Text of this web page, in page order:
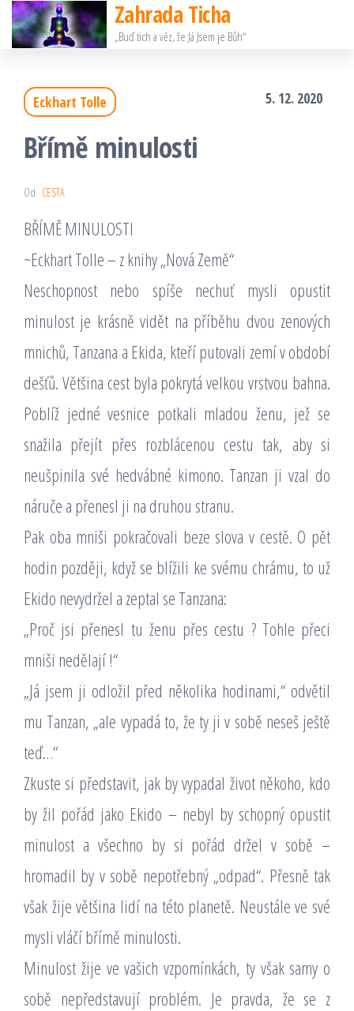
Přeskočit
na
Zahrada Ticha
„Buď tich a věz, že Já Jsem je Bůh“
Eckhart Tolle 5. 12. 2020
Břímě minulosti
Od CESTA
BŘÍMĚ MINULOSTI
~Eckhart Tolle – z knihy „Nová Země“
Neschopnost nebo spíše nechuť mysli opustit
minulost je krásně vidět na příběhu dvou zenových
mnichů, Tanzana a Ekida, kteří putovali zemí v období
dešťů. Většina cest byla pokrytá velkou vrstvou bahna.
Poblíž jedné vesnice potkali mladou ženu, jež se
snažila přejít přes rozblácenou cestu tak, aby si
neušpinila své hedvábné kimono. Tanzan ji vzal do
náruče a přenesl ji na druhou stranu.
Pak oba mniši pokračovali beze slova v cestě. O pět
hodin později, když se blížili ke svému chrámu, to už
Ekido nevydržel a zeptal se Tanzana:
„Proč jsi přenesl tu ženu přes cestu ? Tohle přeci
mniši nedělají !“
„Já jsem ji odložil před několika hodinami,“ odvětil
mu Tanzan, „ale vypadá to, že ty ji v sobě neseš ještě
teď…“
Zkuste si představit, jak by vypadal život někoho, kdo
by žil pořád jako Ekido – nebyl by schopný opustit
minulost a všechno by si pořád držel v sobě –
hromadil by v sobě nepotřebný „odpad“. Přesně tak
však žije většina lidí na této planetě. Neustále ve své
mysli vláčí břímě minulosti.
Minulost žije ve vašich vzpomínkách, ty však samy o
sobě nepředstavují problém. Je pravda, že se z